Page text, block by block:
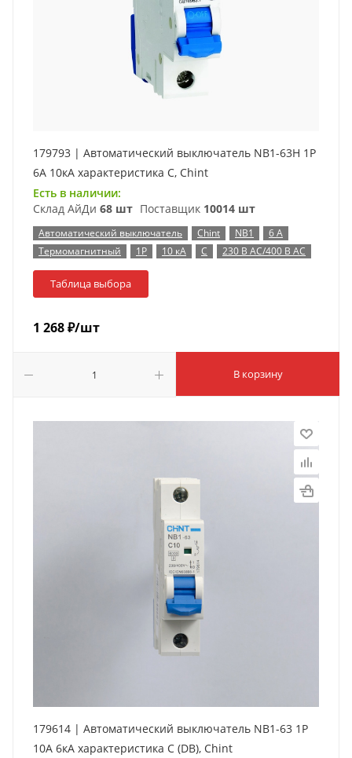
179793 | Автоматический выключатель NB1-63H 1P
6А 10кА характеристика C, Chint
Есть в наличии:
Склад АйДи 68 шт Поставщик 10014 шт
Автоматический выключатель Chint NB1
6 А
Термомагнитный
1P 10 кА C 230 В AC/400 В AC
Таблица выбора
1 268₽/шт
В корзину
179614 | Автоматический выключатель NB1-63 1P
10А 6кА характеристика C (DB), Chint